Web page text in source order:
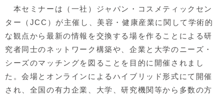
本セミナーは（一社）ジャパン・コスメティックセン
ター（JCC）が主催し、美容・健康産業に関して学術的
な観点から最新の情報を交換する場を作ることによる研
究者同士のネットワーク構築や、企業と大学のニーズ・
シーズのマッチングを図ることを目的に開催されまし
た。会場とオンラインによるハイブリッド形式にて開催
され、全国の有力企業、大学、研究機関等から多数の方